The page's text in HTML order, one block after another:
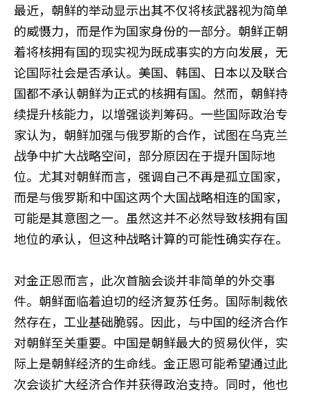
最近，朝鲜的举动显示出其不仅将核武器视为简单
的威慑力，而是作为国家身份的一部分。朝鲜正朝
着将核拥有国的现实视为既成事实的方向发展，无
论国际社会是否承认。美国、韩国、日本以及联合
国都不承认朝鲜为正式的核拥有国。然而，朝鲜持
续提升核能力，以增强谈判筹码。一些国际政治专
家认为，朝鲜加强与俄罗斯的合作，试图在乌克兰
战争中扩大战略空间，部分原因在于提升国际地
位。尤其对朝鲜而言，强调自己不再是孤立国家，
而是与俄罗斯和中国这两个大国战略相连的国家，
可能是其意图之一。虽然这并不必然导致核拥有国
地位的承认，但这种战略计算的可能性确实存在。
对金正恩而言，此次首脑会谈并非简单的外交事
件。朝鲜面临着迫切的经济复苏任务。国际制裁依
然存在，工业基础脆弱。因此，与中国的经济合作
对朝鲜至关重要。中国是朝鲜最大的贸易伙伴，实
际上是朝鲜经济的生命线。金正恩可能希望通过此
次会谈扩大经济合作并获得政治支持。同时，他也